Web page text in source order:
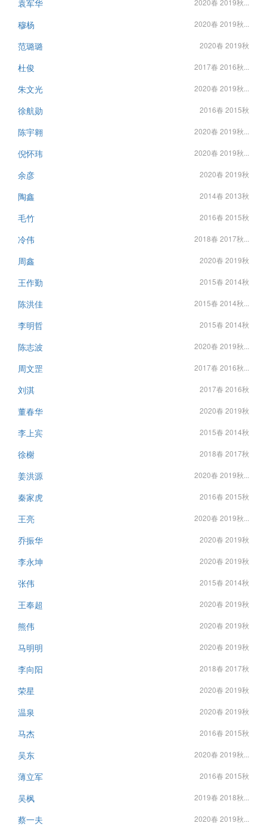
袁军华 2020春 2019秋...
穆杨 2020春 2019秋...
范璐璐 2020春 2019秋
杜俊 2017春 2016秋...
朱文光 2020春 2019秋...
徐航勋 2016春 2015秋
陈宇翱 2020春 2019秋...
倪怀玮 2020春 2019秋...
余彦 2020春 2019秋
陶鑫 2014春 2013秋
毛竹 2016春 2015秋
冷伟 2018春 2017秋...
周鑫 2020春 2019秋
王作勤 2015春 2014秋
陈洪佳 2015春 2014秋...
李明哲 2015春 2014秋
陈志波 2020春 2019秋...
周文罡 2017春 2016秋...
刘淇 2017春 2016秋
董春华 2020春 2019秋
李上宾 2015春 2014秋
徐榭 2018春 2017秋
姜洪源 2020春 2019秋...
秦家虎 2016春 2015秋
王亮 2020春 2019秋...
乔振华 2020春 2019秋
李永坤 2020春 2019秋
张伟 2015春 2014秋
王奉超 2020春 2019秋
熊伟 2020春 2019秋
马明明 2020春 2019秋
李向阳 2018春 2017秋
荣星 2020春 2019秋
温泉 2020春 2019秋
马杰 2016春 2015秋
吴东 2020春 2019秋...
薄立军 2016春 2015秋
吴枫 2019春 2018秋...
蔡一夫 2020春 2019秋...